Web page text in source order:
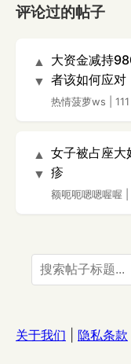
评论过的帖子
▲
▼
大资金减持
者该如何应对
热情菠萝ws
▲
▼
女子被占座大
疹
额呃呃嗯嗯喔喔
关于我们 隐私条款